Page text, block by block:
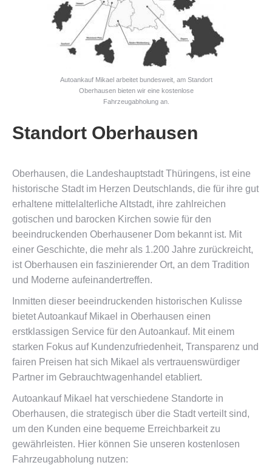
Autoankauf Mikael arbeitet bundesweit, am Standort
Oberhausen bieten wir eine kostenlose
Fahrzeugabholung an.
Standort Oberhausen
Oberhausen, die Landeshauptstadt Thüringens, ist eine
historische Stadt im Herzen Deutschlands, die für ihre gut
erhaltene mittelalterliche Altstadt, ihre zahlreichen
gotischen und barocken Kirchen sowie für den
beeindruckenden Oberhausener Dom bekannt ist. Mit
einer Geschichte, die mehr als 1.200 Jahre zurückreicht,
ist Oberhausen ein faszinierender Ort, an dem Tradition
und Moderne aufeinandertreffen.
Inmitten dieser beeindruckenden historischen Kulisse
bietet Autoankauf Mikael in Oberhausen einen
erstklassigen Service für den Autoankauf. Mit einem
starken Fokus auf Kundenzufriedenheit, Transparenz und
fairen Preisen hat sich Mikael als vertrauenswürdiger
Partner im Gebrauchtwagenhandel etabliert.
Autoankauf Mikael hat verschiedene Standorte in
Oberhausen, die strategisch über die Stadt verteilt sind,
um den Kunden eine bequeme Erreichbarkeit zu
gewährleisten. Hier können Sie unseren kostenlosen
Fahrzeugabholung nutzen: